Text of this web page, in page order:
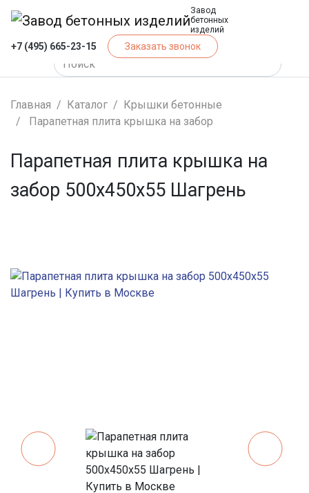
Завод
бетонных
изделий
+7 (495) 665-23-15 Заказать звонок
Главная Каталог
Крышки бетонные
Парапетная плита крышка на забор
Парапетная плита крышка на
забор 500х450х55 Шагрень